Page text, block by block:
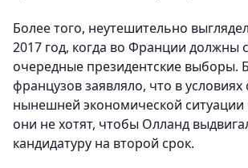
Более того, неутешительно
2017 год, когда во Франции должны
очередные президентские выборы.
французов заявляло, что в условиях
нынешней экономической
они не хотят, чтобы Олланд
кандидатуру на второй срок.